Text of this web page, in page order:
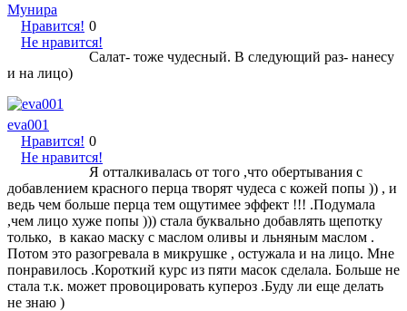
Мунира
Нравится!
Не нравится!
0
Салат- тоже чудесный. В следующий раз- нанесу
и на лицо)
eva001
Нравится!
Не нравится!
0
Я отталкивалась от того ,что обертывания с
добавлением красного перца творят чудеса с кожей попы )) , и
ведь чем больше перца тем ощутимее эффект !!! .Подумала
,чем лицо хуже попы ))) стала буквально добавлять щепотку
только, в какао маску с маслом оливы и льняным маслом .
Потом это разогревала в микрушке , остужала и на лицо. Мне
понравилось .Короткий курс из пяти масок сделала. Больше не
стала т.к. может провоцировать купероз .Буду ли еще делать
не знаю )